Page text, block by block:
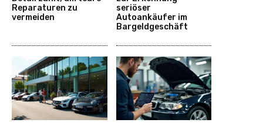
Reparaturen zu
vermeiden
seriöser
Autoankäufer im
Bargeldgeschäft